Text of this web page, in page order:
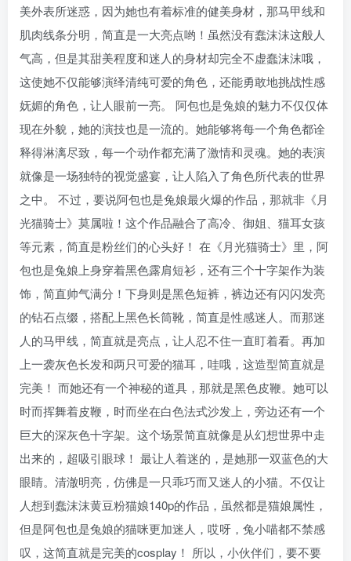
美外表所迷惑，因为她也有着标准的健美身材，那马甲线和
肌肉线条分明，简直是一大亮点哟！虽然没有蠢沫沫这般人
气高，但是其甜美程度和迷人的身材却完全不虚蠢沫沫哦，
这使她不仅能够演绎清纯可爱的角色，还能勇敢地挑战性感
妩媚的角色，让人眼前一亮。 阿包也是兔娘的魅力不仅仅体
现在外貌，她的演技也是一流的。她能够将每一个角色都诠
释得淋漓尽致，每一个动作都充满了激情和灵魂。她的表演
就像是一场独特的视觉盛宴，让人陷入了角色所代表的世界
之中。 不过，要说阿包也是兔娘最火爆的作品，那就非《月
光猫骑士》莫属啦！这个作品融合了高冷、御姐、猫耳女孩
等元素，简直是粉丝们的心头好！ 在《月光猫骑士》里，阿
包也是兔娘上身穿着黑色露肩短衫，还有三个十字架作为装
饰，简直帅气满分！下身则是黑色短裤，裤边还有闪闪发亮
的钻石点缀，搭配上黑色长筒靴，简直是性感迷人。而那迷
人的马甲线，简直就是亮点，让人忍不住一直盯着看。再加
上一袭灰色长发和两只可爱的猫耳，哇哦，这造型简直就是
完美！ 而她还有一个神秘的道具，那就是黑色皮鞭。她可以
时而挥舞着皮鞭，时而坐在白色法式沙发上，旁边还有一个
巨大的深灰色十字架。这个场景简直就像是从幻想世界中走
出来的，超吸引眼球！ 最让人着迷的，是她那一双蓝色的大
眼睛。清澈明亮，仿佛是一只乖巧而又迷人的小猫。不仅让
人想到蠢沫沫黄豆粉猫娘140p的作品，虽然都是猫娘属性，
但是阿包也是兔娘的猫咪更加迷人，哎呀，兔小喵都不禁感
叹，这简直就是完美的cosplay！ 所以，小伙伴们，要不要